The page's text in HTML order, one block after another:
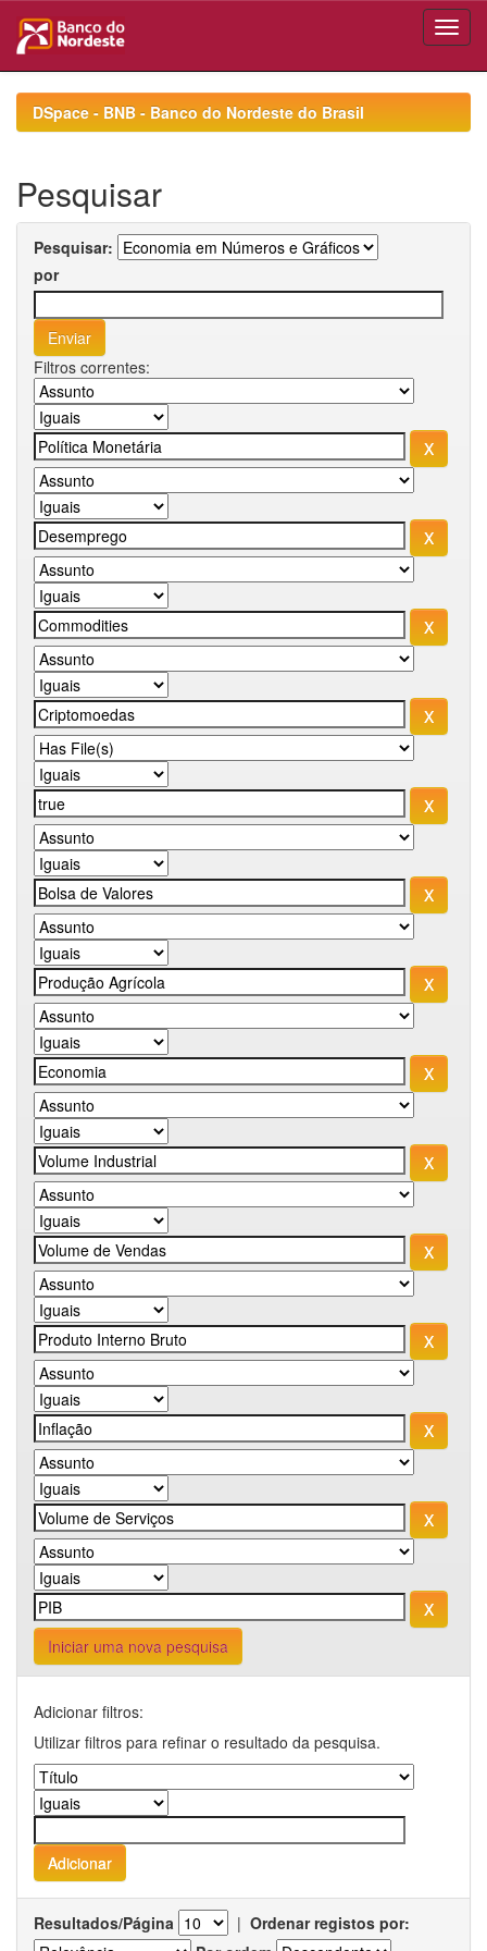
navigationDSpace - BNB - Banco do Nordeste do Brasil
Pesquisar
Pesquisar:
por
Filtros correntes:
Iniciar uma nova pesquisa
Adicionar filtros:
Utilizar filtros para refinar o resultado da pesquisa.
Resultados/Página | Ordenar registos por: